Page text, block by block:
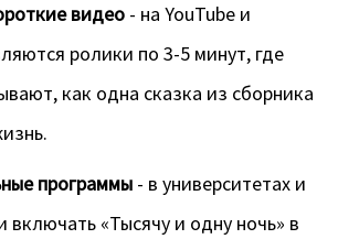
видео - на YouTube и
ролики по 3-5 минут, где
как одна сказка из сборника
программы - в университетах и
включать «Тысячу и одну ночь» в